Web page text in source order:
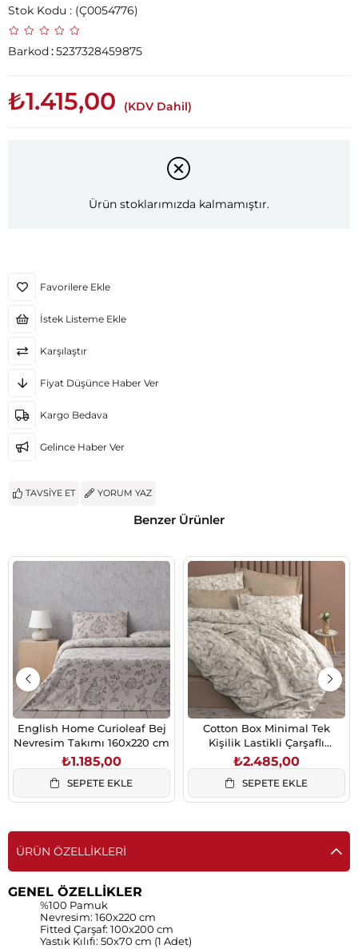
Stok Kodu (Ç0054776)
Barkod:5237328459875
₺1.415,00 (KDV Dahil)
Ürün stoklarımızda kalmamıştır.
Favorilere Ekle
İstek Listeme Ekle
Karşılaştır
Fiyat Düşünce Haber Ver
Kargo Bedava
Gelince Haber Ver
TAVSIYE ET YORUM YAZ
Benzer Ürünler
English Home Curioleaf Bej
Nevresim Takımı 160x220 cm
₺1.185,00
SEPETE EKLE
Cotton Box Minimal Tek
Kişilik Lastikli Çarşaflı
Nevresim Takımı Moil Bej
₺2.485,00
SEPETE EKLE
ÜRÜN ÖZELLIKLERI
GENEL ÖZELLİKLER
%100 Pamuk
Nevresim: 160x220 cm
Fitted Çarşaf: 100x200 cm
Yastık Kılıfı: 50x70 cm (1 Adet)